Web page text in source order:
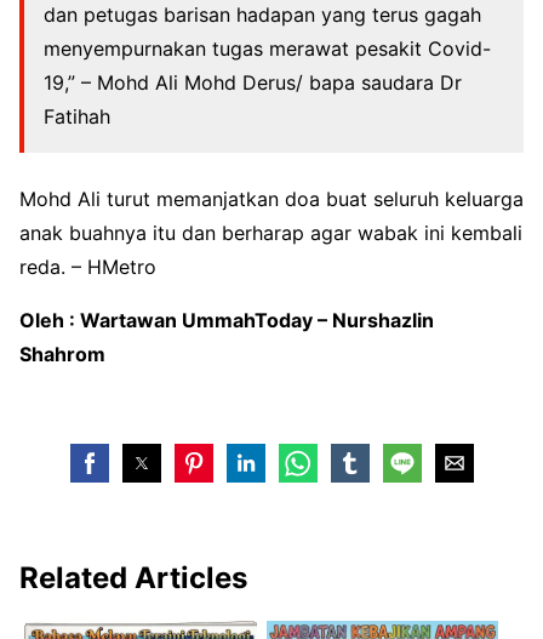
dan petugas barisan hadapan yang terus gagah
menyempurnakan tugas merawat pesakit Covid-
19,” – Mohd Ali Mohd Derus/ bapa saudara Dr
Fatihah
Mohd Ali turut memanjatkan doa buat seluruh keluarga
anak buahnya itu dan berharap agar wabak ini kembali
reda. – HMetro
Oleh : Wartawan UmmahToday – Nurshazlin
Shahrom
Related Articles